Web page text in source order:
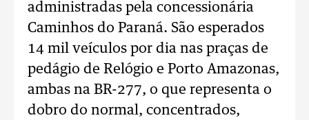
administradas pela concessionária
Caminhos do Paraná. São esperados
14 mil veículos por dia nas praças de
pedágio de Relógio e Porto Amazonas,
ambas na BR-277, o que representa o
dobro do normal, concentrados,